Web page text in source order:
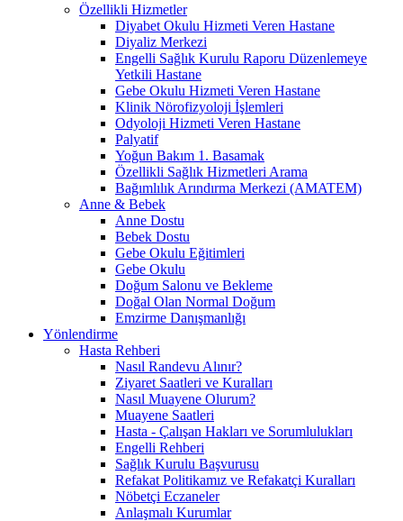
Özellikli Hizmetler
Diyabet Okulu Hizmeti Veren Hastane
Diyaliz Merkezi
Engelli Sağlık Kurulu Raporu Düzenlemeye
Yetkili Hastane
Gebe Okulu Hizmeti Veren Hastane
Klinik Nörofizyoloji İşlemleri
Odyoloji Hizmeti Veren Hastane
Palyatif
Yoğun Bakım 1. Basamak
Özellikli Sağlık Hizmetleri Arama
Bağımlılık Arındırma Merkezi (AMATEM)
Anne & Bebek
Anne Dostu
Bebek Dostu
Gebe Okulu Eğitimleri
Gebe Okulu
Doğum Salonu ve Bekleme
Doğal Olan Normal Doğum
Emzirme Danışmanlığı
Yönlendirme
Hasta Rehberi
Nasıl Randevu Alınır?
Ziyaret Saatleri ve Kuralları
Nasıl Muayene Olurum?
Muayene Saatleri
Hasta - Çalışan Hakları ve Sorumlulukları
Engelli Rehberi
Sağlık Kurulu Başvurusu
Refakat Politikamız ve Refakatçi Kuralları
Nöbetçi Eczaneler
Anlaşmalı Kurumlar